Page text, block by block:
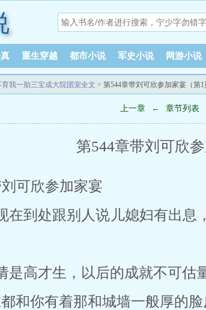
重生穿越 都市小说 军史小说 网游小说
我一胎三宝成大院团宠全文 > 第544章带刘可欣参加家宴（第1
上一章 ← 章节列表
第544章带刘可欣
可欣参加家宴
在到处跟别人说儿媳妇有出息
是高才生，以后的成就不可估量
和你有着那和城墙一般厚的脸